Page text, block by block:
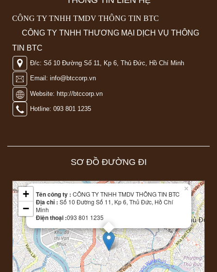
CÔNG TY TNHH TMDV THÔNG TIN BTC
CÔNG TY TNHH THƯƠNG MẠI DỊCH VỤ THÔNG
TIN BTC
Đ/c: Số 10 Đường Số 11, Kp 6, Thủ Đức, Hồ Chí Minh
Email: info@btccorp.vn
Website: http://btccorp.vn
Hotline: 093 801 1235
SƠ ĐỒ ĐƯỜNG ĐI
Tên công ty : CÔNG TY TNHH TMDV THÔNG TIN BTC
Địa chỉ : Số 10 Đường Số 11, Kp 6, Thủ Đức, Hồ Chí
Minh
Điện thoại :093 801 1235
×
+
−